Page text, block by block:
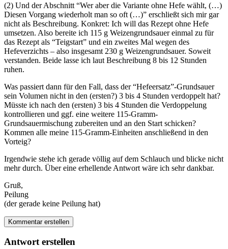
(2) Und der Abschnitt “Wer aber die Variante ohne Hefe wählt, (…)
Diesen Vorgang wiederholt man so oft (…)” erschließt sich mir gar
nicht als Beschreibung. Konkret: Ich will das Rezept ohne Hefe
umsetzen. Also bereite ich 115 g Weizengrundsauer einmal zu für
das Rezept als “Teigstart” und ein zweites Mal wegen des
Hefeverzichts – also insgesamt 230 g Weizengrundsauer. Soweit
verstanden. Beide lasse ich laut Beschreibung 8 bis 12 Stunden
ruhen.
Was passiert dann für den Fall, dass der “Hefeersatz”-Grundsauer
sein Volumen nicht in den (ersten?) 3 bis 4 Stunden verdoppelt hat?
Müsste ich nach den (ersten) 3 bis 4 Stunden die Verdoppelung
kontrollieren und ggf. eine weitere 115-Gramm-
Grundsauermischung zubereiten und an den Start schicken?
Kommen alle meine 115-Gramm-Einheiten anschließend in den
Vorteig?
Irgendwie stehe ich gerade völlig auf dem Schlauch und blicke nicht
mehr durch. Über eine erhellende Antwort wäre ich sehr dankbar.
Gruß,
Peilung
(der gerade keine Peilung hat)
Kommentar erstellen
Antwort erstellen